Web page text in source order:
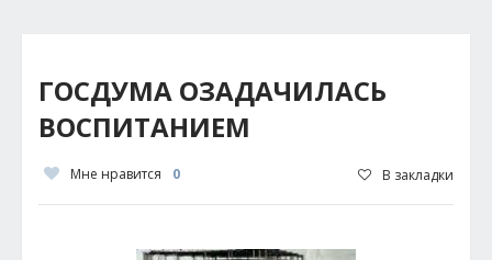
ГОСДУМА ОЗАДАЧИЛАСЬ
ВОСПИТАНИЕМ
Мне нравится 0 В закладки